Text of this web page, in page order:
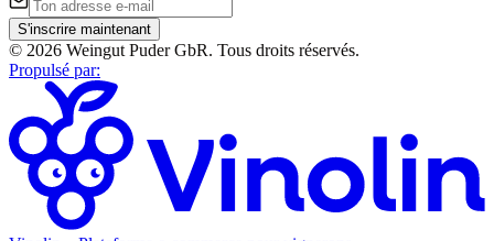
S'inscrire maintenant
© 2026 Weingut Puder GbR. Tous droits réservés.
Propulsé par: